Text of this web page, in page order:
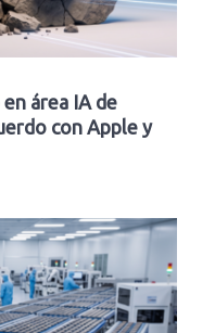
área IA de
con Apple y